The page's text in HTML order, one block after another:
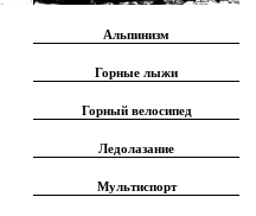
Альпинизм
Горные лыжи
Горный велосипед
Ледолазание
Мультиспорт